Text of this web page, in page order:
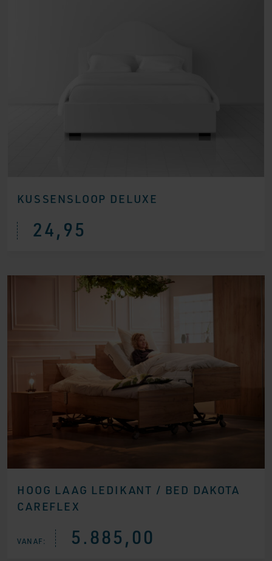
KUSSENSLOOP DELUXE
24,95
HOOG LAAG LEDIKANT / BED DAKOTA
CAREFLEX
VANAF: 5.885,00